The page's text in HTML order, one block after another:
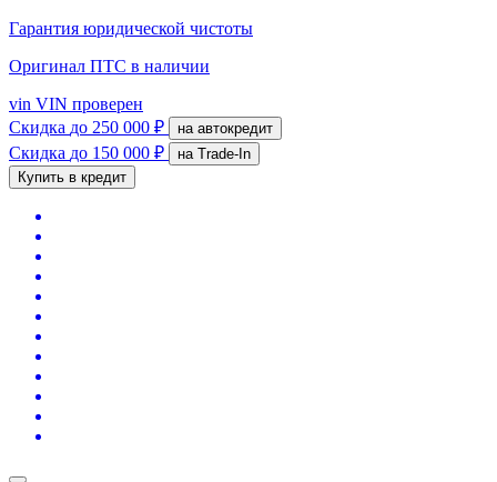
Гарантия юридической чистоты
Оригинал ПТС в наличии
vin VIN проверен
Скидка до 250 000 ₽ на автокредит
Скидка до 150 000 ₽
на Trade-In
Купить в кредит